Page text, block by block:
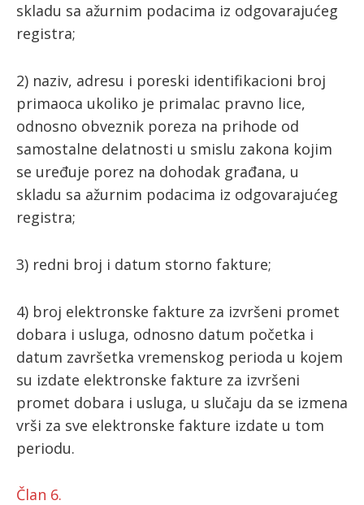
skladu sa ažurnim podacima iz odgovarajućeg
registra;
2) naziv, adresu i poreski identifikacioni broj
primaoca ukoliko je primalac pravno lice,
odnosno obveznik poreza na prihode od
samostalne delatnosti u smislu zakona kojim
se uređuje porez na dohodak građana, u
skladu sa ažurnim podacima iz odgovarajućeg
registra;
3) redni broj i datum storno fakture;
4) broj elektronske fakture za izvršeni promet
dobara i usluga, odnosno datum početka i
datum završetka vremenskog perioda u kojem
su izdate elektronske fakture za izvršeni
promet dobara i usluga, u slučaju da se izmena
vrši za sve elektronske fakture izdate u tom
periodu.
Član 6.